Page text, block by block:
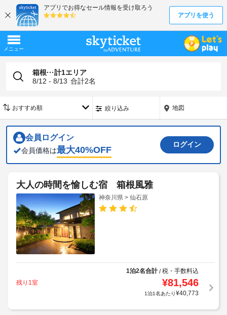
箱根···計1エリア
8/12 - 8/13 合計2名
絞り込み 地図
会員ログイン
会員価格は最大40%OFF
ログイン
大人の時間を愉しむ宿 箱根風雅
神奈川県 > 仙石原
1泊2名合計/税・手数料込
残り1室
¥81,546
1泊1名あたり¥40,773